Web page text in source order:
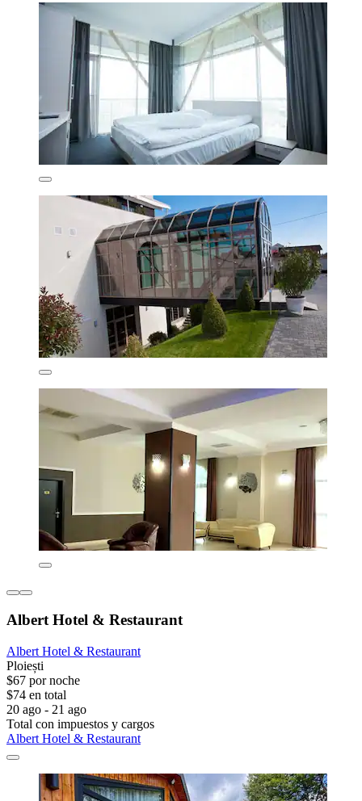
Albert Hotel & Restaurant
Albert Hotel & Restaurant
Ploiești
$67 por noche
$74 en total
20 ago - 21 ago
Total con impuestos y cargos
Albert Hotel & Restaurant